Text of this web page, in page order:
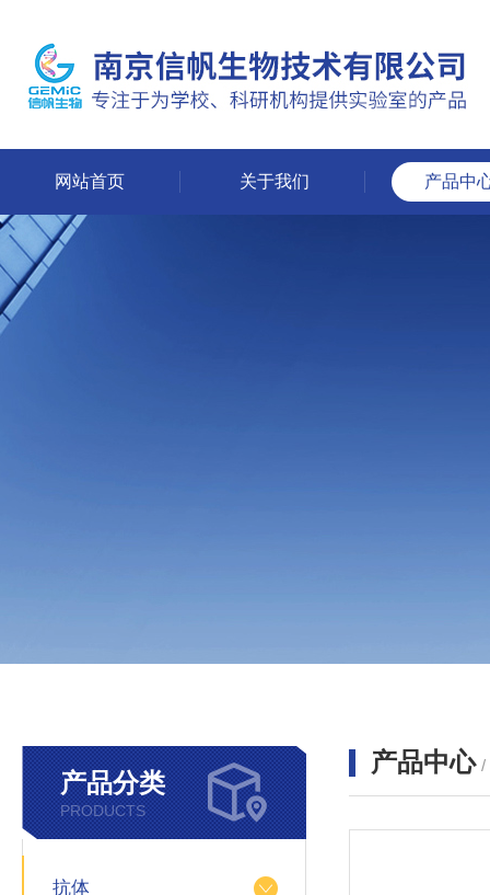
网站首页 关于我们 产品中
产品分类
PRODUCTS
抗体
产品中心 /